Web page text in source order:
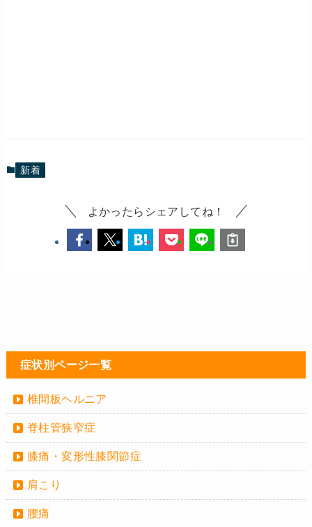
新着
よかったらシェアしてね！
症状別ページ一覧
椎間板ヘルニア
脊柱管狭窄症
膝痛・変形性膝関節症
肩こり
腰痛